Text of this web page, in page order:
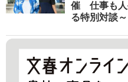
催 仕事も人
る特別対談～